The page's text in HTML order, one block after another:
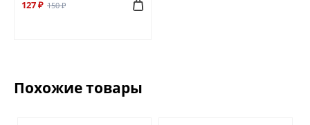
127 ₽ 150 ₽
Похожие товары